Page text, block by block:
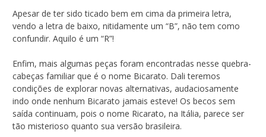
Apesar de ter sido ticado bem em cima da primeira letra,
vendo a letra de baixo, nitidamente um “B”, não tem como
confundir. Aquilo é um “R”!
Enfim, mais algumas peças foram encontradas nesse quebra-
cabeças familiar que é o nome Bicarato. Dali teremos
condições de explorar novas alternativas, audaciosamente
indo onde nenhum Bicarato jamais esteve! Os becos sem
saída continuam, pois o nome Ricarato, na Itália, parece ser
tão misterioso quanto sua versão brasileira.